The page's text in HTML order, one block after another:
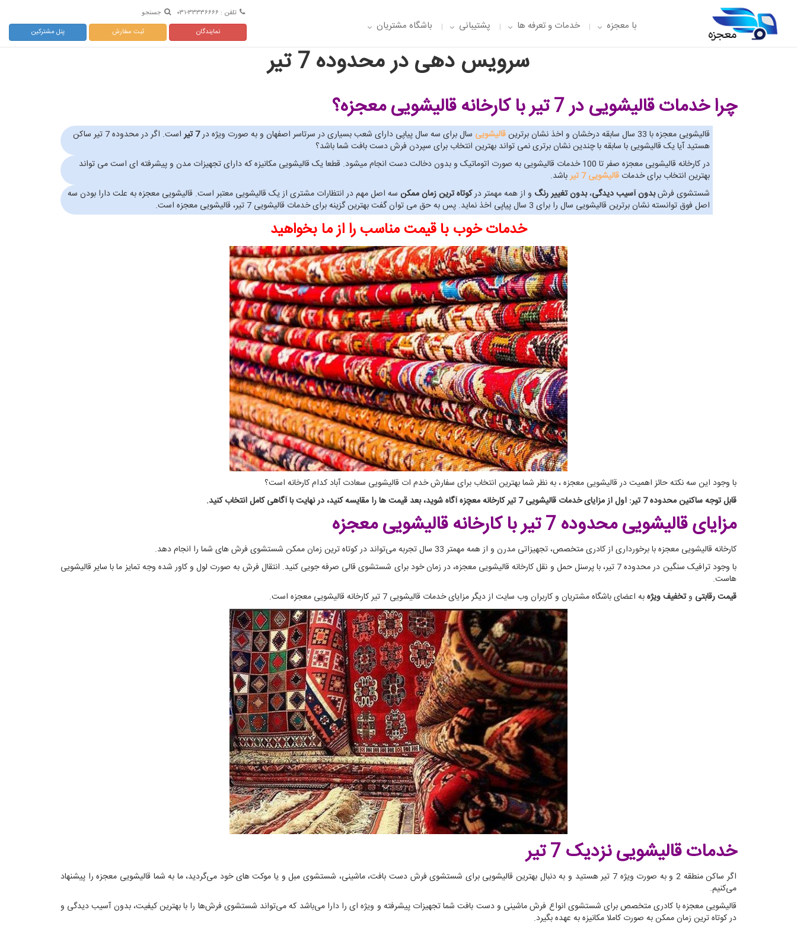
با معجزه خدمات و تعرفه ها پشتیبانی باشگاه مشتریان
تلفن : ۳۳۳۳۶۶۶۶-۰۳۱ جستجو
نمایندگان ثبت سفارش پنل مشترکین
سرویس دهی در محدوده 7 تیر
چرا خدمات قالیشویی در 7 تیر با کارخانه قالیشویی معجزه؟
قالیشویی معجزه با 33 سال سابقه درخشان و اخذ نشان برترین قالیشویی سال برای سه سال پیاپی دارای شعب بسیاری در سرتاسر اصفهان و به صورت ویژه در7 تیر
است. اگر در محدوده 7 تیر ساکن
هستید آیا یک قالیشویی با سابقه با چندین نشان برتری نمی تواند بهترین انتخاب برای سپردن فرش دست بافت شما باشد؟
در کارخانه قالیشویی معجزه صفر تا 100 خدمات قالیشویی به صورت اتوماتیک و بدون دخالت دست انجام میشود. قطعا یک قالیشویی مکانیزه که دارای تجهیزات مدن و پیشرفته ای است می تواند
بهترین انتخاب برای خدمات قالیشویی 7 تیر
باشد.
شستشوی فرشبدون آسیب دیدگی،بدون تغییر رنگ و از همه مهمتر درکوتاه ترین زمان ممکن سه اصل مهم در انتظارات مشتری از یک قالیشویی معتبر است. قالیشویی معجزه به علت دارا بودن سه
اصل فوق توانسته نشان برترین قالیشویی سال را برای 3 سال پیاپی اخذ نماید. پس به حق می توان گفت بهترین گزینه برای خدمات قالیشویی 7 تیر، قالیشویی معجزه است.
خدمات خوب با قیمت مناسب را از ما بخواهید
با وجود این سه نکته حائز اهمیت در قالیشویی معجزه ، به نظر شما بهترین انتخاب برای سفارش خدم ات قالیشویی سعادت آباد کدام کارخانه است؟
قابل توجه ساکنین محدوده 7 تیر: اول از مزایای خدمات قالیشویی 7 تیر کارخانه معچزه آگاه شوید، بعد قیمت ها را مقایسه کنید، در نهایت با آگاهی کامل انتخاب کنید.
مزایای قالیشویی محدوده 7 تیر با کارخانه قالیشویی معجزه
کارخانه قالیشویی معجزه با برخورداری از کادری متخصص، تجهیزاتی مدرن و از همه مهمتر 33 سال تجربه می‌تواند در کوتاه ترین زمان ممکن شستشوی فرش های شما را انجام دهد.
با وجود ترافیک سنگین در محدوده 7 تیر، با پرسنل حمل و نقل کارخانه قالیشویی معجزه، در زمان خود برای شستشوی قالی صرفه جویی کنید. انتقال فرش به صورت لول و کاور شده وجه تمایز ما با سایر قالیشویی
هاست.
قیمت رقابتی وتخفیف ویژهبه اعضای باشگاه مشتریان و کاربران وب سایت از دیگر مزایای خدمات قالیشویی 7 تیر کارخانه قالیشویی معجزه است.
خدمات قالیشویی نزدیک 7 تیر
اگر ساکن منطقه 2 و به صورت ویژه 7 تیر هستید و به دنبال بهترین قالیشویی برای شستشوی فرش دست بافت، ماشینی، شستشوی مبل و یا موکت های خود می‌گردید، ما به شما قالیشویی معجزه را پیشنهاد
می‌کنیم.
قالیشویی معجزه با کادری متخصص برای شستشوی انواع فرش ماشینی و دست بافت شما تجهیزات پیشرفته و ویژه ای را دارا می‌باشد که می‌تواند شستشوی فرش‌ها را با بهترین کیفیت، بدون آسیب دیدگی و
در کوتاه ترین زمان ممکن به صورت کاملا مکانیزه به عهده بگیرد.